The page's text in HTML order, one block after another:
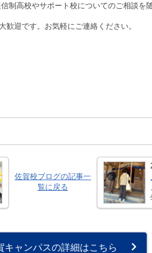
制高校やサポート校についてのご相談を
歓迎です。お気軽にご連絡ください。
佐賀校ブログの記事一
覧に戻る
キャンパスの詳細はこちら